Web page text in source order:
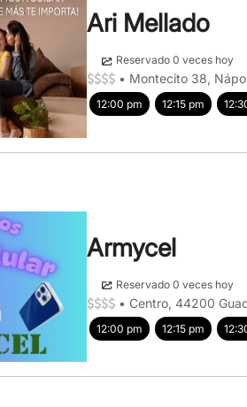
Ari Mellado
Reservado 0 veces hoy
• Montecito 38,
12:00 pm 12:15 pm
Armycel
Reservado 0 veces hoy
• Centro, 44200
12:00 pm 12:15 pm